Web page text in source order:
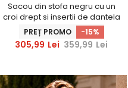
Sacou din stofa negru cu un
croi drept si insertii de dantela
- StarShinerS
PREȚ PROMO -15%
305,99 Lei 359,99 Lei